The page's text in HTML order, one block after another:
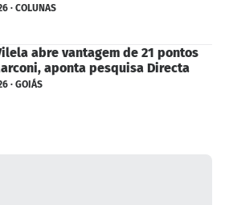
· COLUNAS
abre vantagem de 21 pontos
aponta pesquisa Directa
· GOIÁS